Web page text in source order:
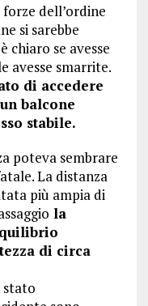
dell’ordine
si sarebbe
chiaro se avesse
avesse smarrite.
di accedere
balcone
stabile.
poteva sembrare
La distanza
più ampia di
la
di circa
stato